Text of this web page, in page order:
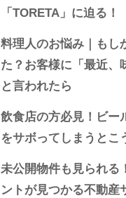
「TORETA」に迫る！
料理人のお悩み｜もし
た？お客様に「最近、
と言われたら
飲食店の方必見！ビー
をサボってしまうとこ
未公開物件も見られる
ントが見つかる不動産